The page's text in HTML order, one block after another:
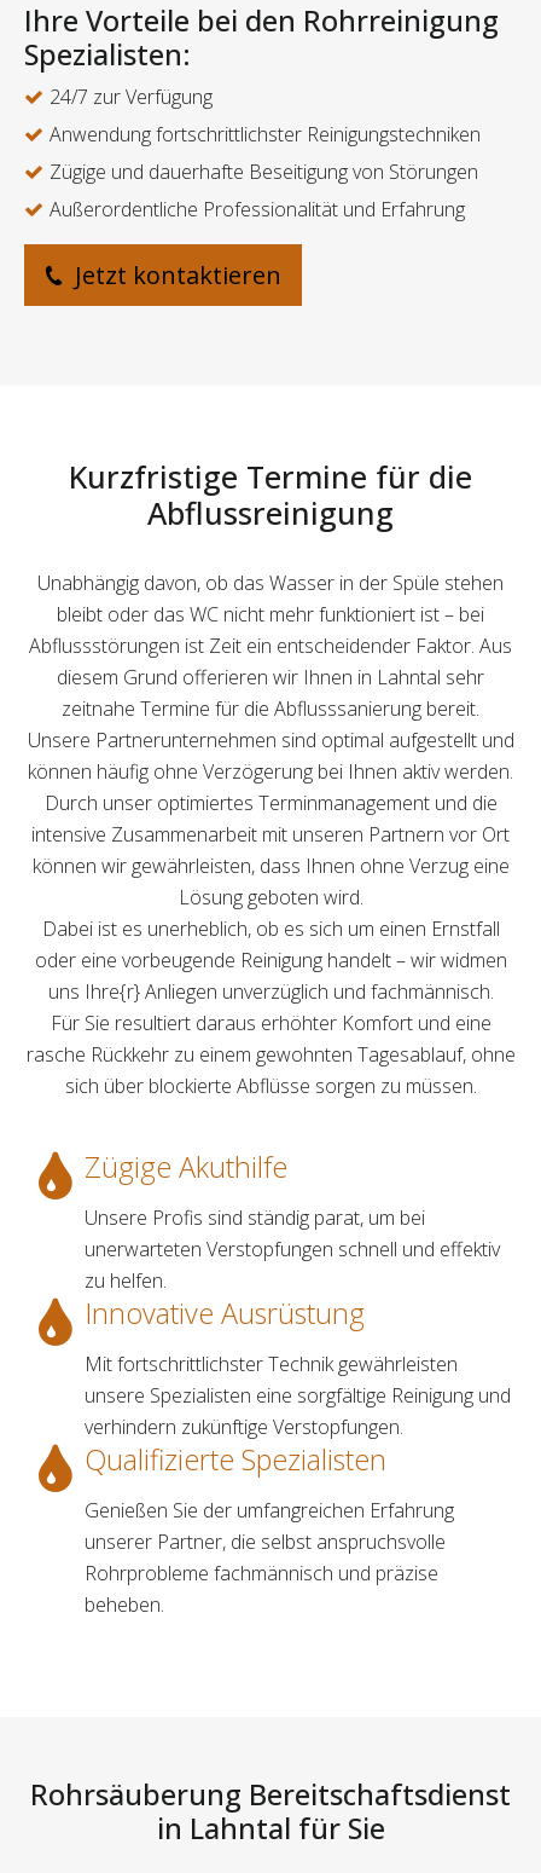
Ihre Vorteile bei den Rohrreinigung
Spezialisten:
24/7 zur Verfügung
Anwendung fortschrittlichster Reinigungstechniken
Zügige und dauerhafte Beseitigung von Störungen
Außerordentliche Professionalität und Erfahrung
Jetzt kontaktieren
Kurzfristige Termine für die
Abflussreinigung
Unabhängig davon, ob das Wasser in der Spüle stehen
bleibt oder das WC nicht mehr funktioniert ist – bei
Abflussstörungen ist Zeit ein entscheidender Faktor. Aus
diesem Grund offerieren wir Ihnen in Lahntal sehr
zeitnahe Termine für die Abflusssanierung bereit.
Unsere Partnerunternehmen sind optimal aufgestellt und
können häufig ohne Verzögerung bei Ihnen aktiv werden.
Durch unser optimiertes Terminmanagement und die
intensive Zusammenarbeit mit unseren Partnern vor Ort
können wir gewährleisten, dass Ihnen ohne Verzug eine
Lösung geboten wird.
Dabei ist es unerheblich, ob es sich um einen Ernstfall
oder eine vorbeugende Reinigung handelt – wir widmen
uns Ihre{r} Anliegen unverzüglich und fachmännisch.
Für Sie resultiert daraus erhöhter Komfort und eine
rasche Rückkehr zu einem gewohnten Tagesablauf, ohne
sich über blockierte Abflüsse sorgen zu müssen.
Zügige Akuthilfe
Unsere Profis sind ständig parat, um bei
unerwarteten Verstopfungen schnell und effektiv
zu helfen.
Innovative Ausrüstung
Mit fortschrittlichster Technik gewährleisten
unsere Spezialisten eine sorgfältige Reinigung und
verhindern zukünftige Verstopfungen.
Qualifizierte Spezialisten
Genießen Sie der umfangreichen Erfahrung
unserer Partner, die selbst anspruchsvolle
Rohrprobleme fachmännisch und präzise
beheben.
Rohrsäuberung Bereitschaftsdienst
in Lahntal für Sie